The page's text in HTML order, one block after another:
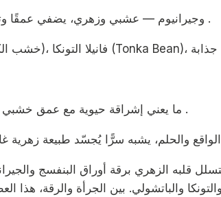
القلب: أوراق البنفسج (Violet Leaf) وجيرانيوم — عشبي وزهري، يضفي عمقًا وتفردًا .
تصنيف رائحته هو Aromatic Fruity، ما يعني إشراقة حيوية مع عمق خشبي فاخر .